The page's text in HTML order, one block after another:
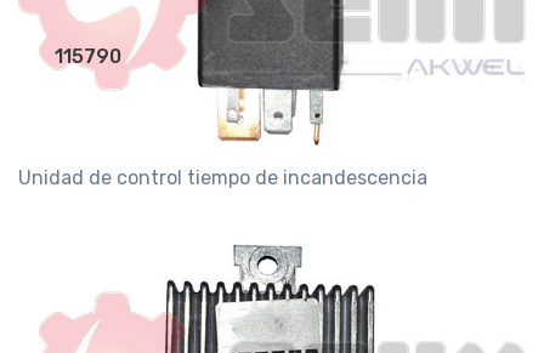
115790
Unidad de control tiempo de incandescencia